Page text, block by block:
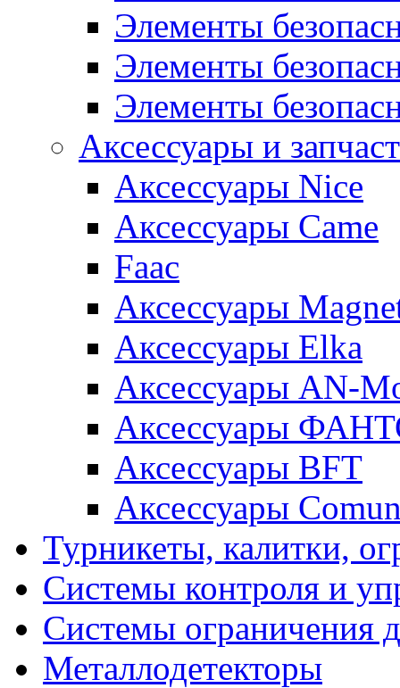
Элементы
Элементы
Элементы
Аксессуары и
Аксессуары Nice
Аксессуары Came
Faac
Аксессуары
Аксессуары Elka
Аксессуары AN-
Аксессуары
Аксессуары BFT
Аксессуары
Турникеты, калитки,
Системы контроля и
Системы ограничения
Металлодетекторы